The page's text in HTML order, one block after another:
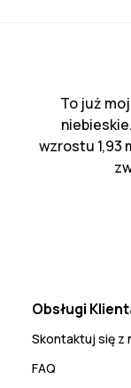
To już
wzrostu 1,93
Obsługi
Skontaktuj się z
FAQ